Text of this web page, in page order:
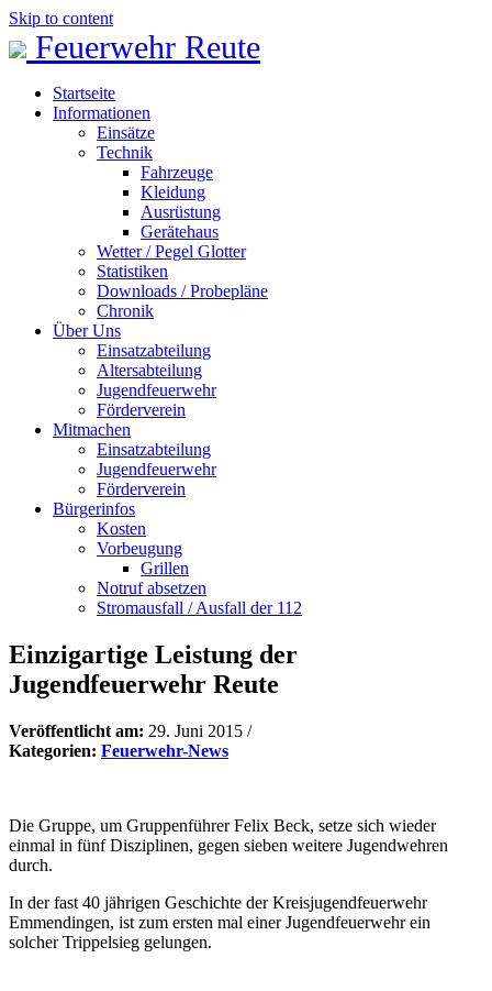
Skip to content
Feuerwehr Reute
Startseite
Informationen
Einsätze
Technik
Fahrzeuge
Kleidung
Ausrüstung
Gerätehaus
Wetter / Pegel Glotter
Statistiken
Downloads / Probepläne
Chronik
Über Uns
Einsatzabteilung
Altersabteilung
Jugendfeuerwehr
Förderverein
Mitmachen
Einsatzabteilung
Jugendfeuerwehr
Förderverein
Bürgerinfos
Kosten
Vorbeugung
Grillen
Notruf absetzen
Stromausfall / Ausfall der 112
Einzigartige Leistung der
Jugendfeuerwehr Reute
Veröffentlicht am: 29. Juni 2015 /
Kategorien: Feuerwehr-News
Die Gruppe, um Gruppenführer Felix Beck, setze sich wieder
einmal in fünf Disziplinen, gegen sieben weitere Jugendwehren
durch.
In der fast 40 jährigen Geschichte der Kreisjugendfeuerwehr
Emmendingen, ist zum ersten mal einer Jugendfeuerwehr ein
solcher Trippelsieg gelungen.